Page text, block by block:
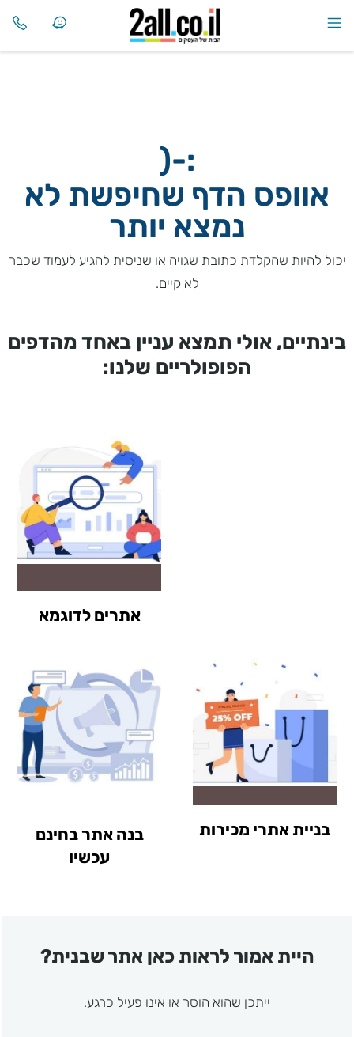
:-(
אוופס הדף שחיפשת לא
נמצא יותר
יכול להיות שהקלדת כתובת שגויה או שניסית להגיע לעמוד שכבר
לא קיים.
בינתיים, אולי תמצא עניין באחד מהדפים
הפופולריים שלנו:
אתרים לדוגמא
בניית אתרי מכירות
בנה אתר בחינם
עכשיו
היית אמור לראות כאן אתר שבנית?
ייתכן שהוא הוסר או אינו פעיל כרגע.